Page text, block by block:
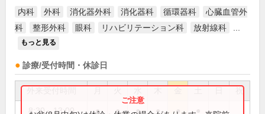
内科 外科 消化器外科 消化器科 循環器科
心臓血管外
科
整形外科 眼科 リハビリテーション科 放射線科
もっと見る
診療/受付時間・休診日
祝
8:30～13:00 ● ● ● ● ●